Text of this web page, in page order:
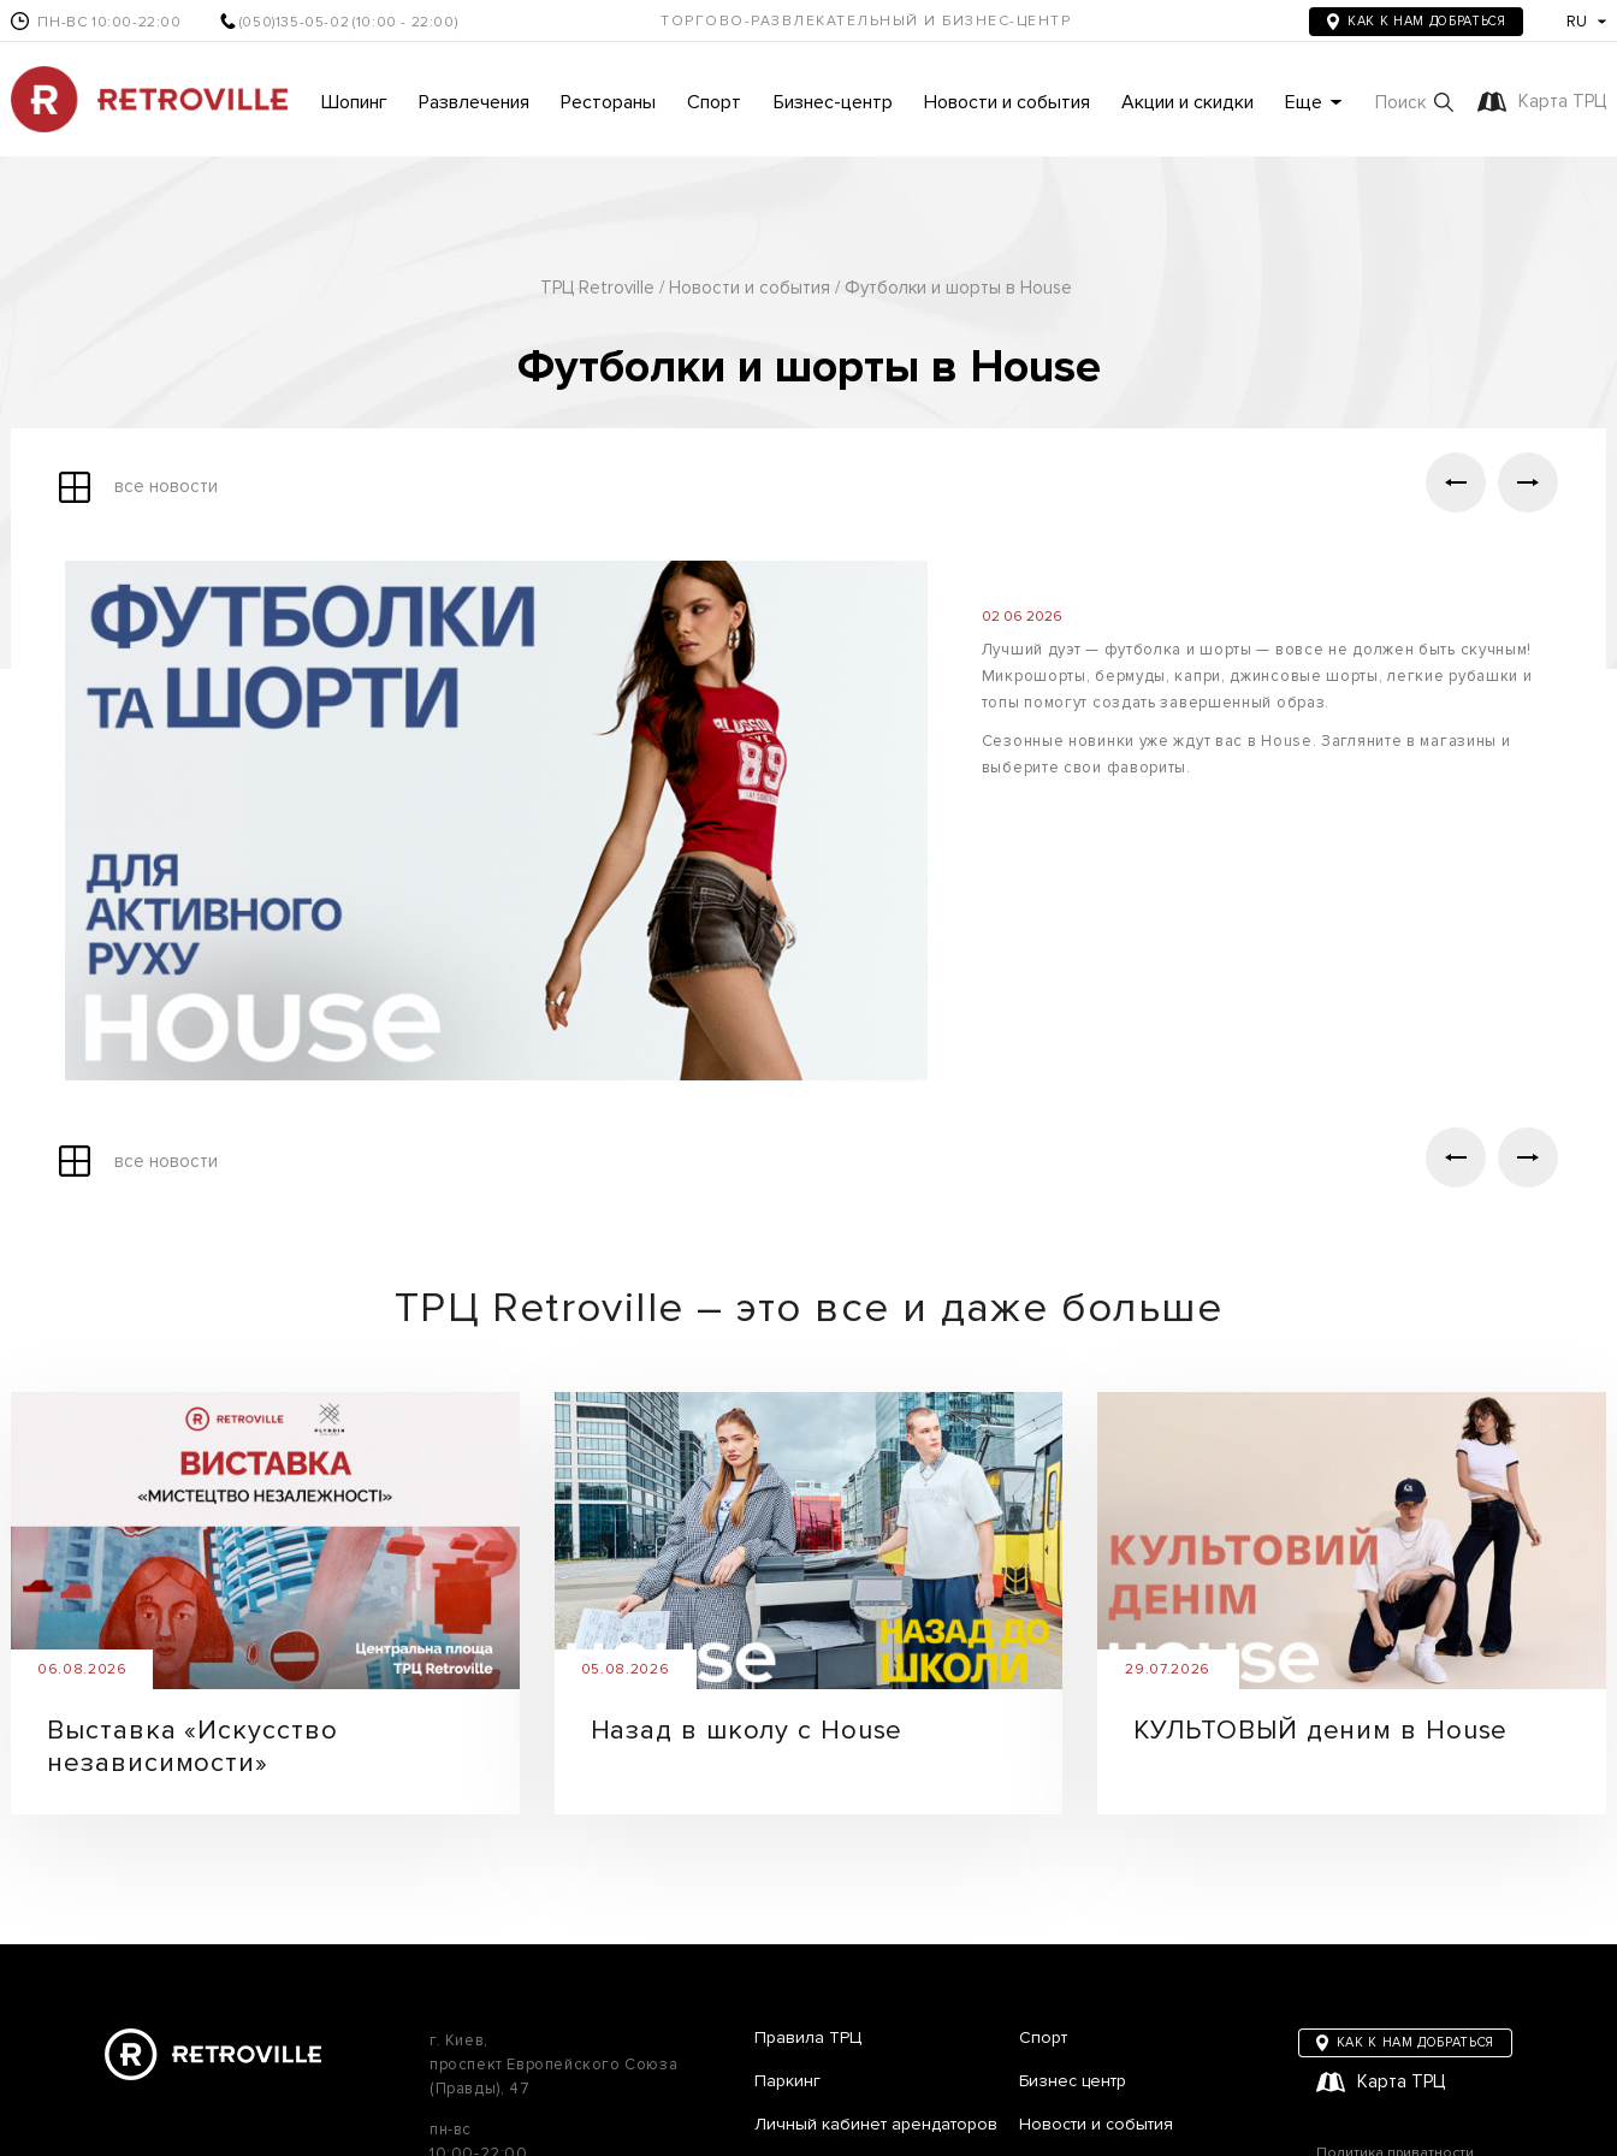
ПН-ВС 10:00-22:00 (050)135-05-02 (10:00 - 22:00) ТОРГОВО-РАЗВЛЕКАТЕЛЬНЫЙ И БИЗНЕС-ЦЕНТР КАК К НАМ ДОБРАТЬСЯ RU
Шопинг Развлечения Рестораны Спорт Бизнес-центр Новости и события Акции и скидки Еще Поиск Карта ТРЦ
ТРЦ Retroville Новости и события Футболки и шорты в House
Футболки и шорты в House
все новости
02 06 2026
Лучший дуэт — футболка и шорты — вовсе не должен быть скучным!
Микрошорты, бермуды, капри, джинсовые шорты, легкие рубашки и
топы помогут создать завершенный образ.
Сезонные новинки уже ждут вас в House. Загляните в магазины и
выберите свои фавориты.
все новости
ТРЦ Retroville – это все и даже больше
06.08.2026
Выставка «Искусство
независимости»
05.08.2026
Назад в школу с House
29.07.2026
КУЛЬТОВЫЙ деним в House
г. Киев,
проспект Европейского Союза
(Правды), 47
пн-вс
Правила ТРЦ
Паркинг
Личный кабинет арендаторов
Спорт
Бизнес центр
Новости и события
КАК К НАМ ДОБРАТЬСЯ
Карта ТРЦ